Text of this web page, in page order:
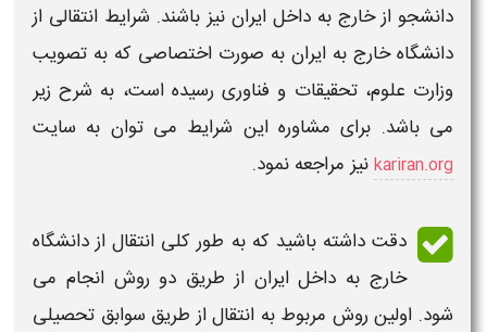
دانشجو از خارج به داخل ایران نیز باشند. شرایط انتقالی از
دانشگاه خارج به ایران به صورت اختصاصی که به تصویب
وزارت علوم، تحقیقات و فناوری رسیده است، به شرح زیر
می باشد. برای مشاوره این شرایط می توان به سایت
kariran.org نیز مراجعه نمود.
دقت داشته باشید که به طور کلی انتقال از دانشگاه
خارج به داخل ایراناز طریق دو روش انجام می
شود. اولین روش مربوط به انتقالاز طریق سوابق تحصیلی